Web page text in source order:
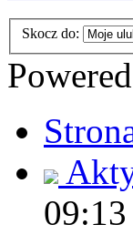
Skocz do:
09:13